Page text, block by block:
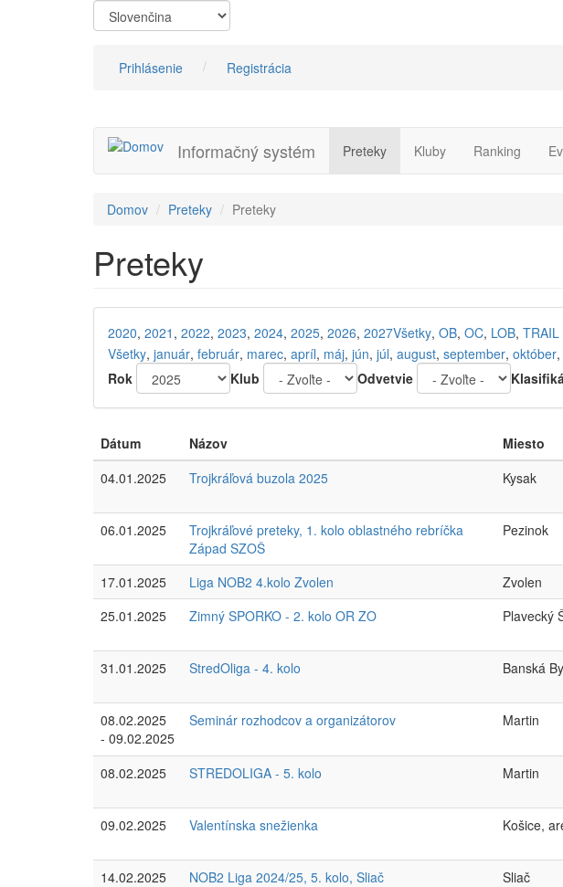
Prihlásenie Registrácia
Informačný systém Preteky Kluby Ranking
Domov Preteky Preteky
Preteky
2020, 2021 , 2022, 2023, 2024, 2025, 2026, 2027Všetky, OB, OC, LOB, TRAIL
Všetky, január, február, marec, apríl, máj, jún, júl, august, september, október,
Rok
Klub Odvetvie
Dátum Názov Miesto
04.01.2025
Trojkráľová buzola 2025 Kysak
06.01.2025
Trojkráľové preteky, 1. kolo oblastného rebríčka
Západ SZOŠ
Pezinok
17.01.2025 Liga NOB2 4.kolo Zvolen Zvolen
25.01.2025
Zimný SPORKO - 2. kolo OR ZO Plavecký
31.01.2025 StredOliga - 4. kolo Banská
08.02.2025
- 09.02.2025
Seminár rozhodcov a organizátorov Martin
08.02.2025 STREDOLIGA - 5. kolo Martin
09.02.2025 Valentínska snežienka Košice,
14.02.2025 NOB2 Liga 2024/25, 5. kolo, Sliač Sliač